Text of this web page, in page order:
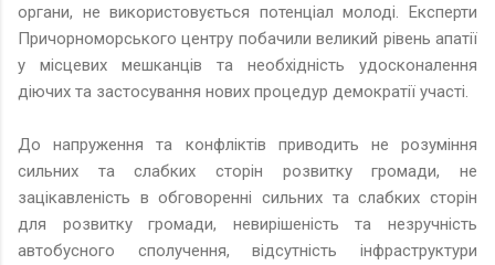
органи, не використовується потенціал молоді. Експерти
Причорноморського центру побачили великий рівень апатії
у місцевих мешканців та необхідність удосконалення
діючих та застосування нових процедур демократії участі.
До напруження та конфліктів приводить не розуміння
сильних та слабких сторін розвитку громади, не
зацікавленість в обговоренні сильних та слабких сторін
для розвитку громади, невирішеність та незручність
автобусного сполучення, відсутність інфраструктури